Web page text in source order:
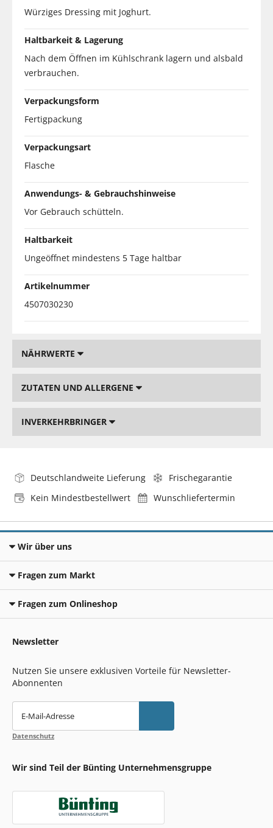
Würziges Dressing mit Joghurt.
Haltbarkeit & Lagerung
Nach dem Öffnen im Kühlschrank lagern und alsbald
verbrauchen.
Verpackungsform
Fertigpackung
Verpackungsart
Flasche
Anwendungs- & Gebrauchshinweise
Vor Gebrauch schütteln.
Haltbarkeit
Ungeöffnet mindestens 5 Tage haltbar
Artikelnummer
4507030230
NÄHRWERTE
ZUTATEN UND ALLERGENE
INVERKEHRBRINGER
Deutschlandweite Lieferung
Frischegarantie
Kein Mindestbestellwert
Wunschliefertermin
Wir über uns
Fragen zum Markt
Fragen zum Onlineshop
Newsletter
Nutzen Sie unsere exklusiven Vorteile für Newsletter-
Abonnenten
E-Mail-Adresse
Datenschutz
Wir sind Teil der Bünting Unternehmensgruppe